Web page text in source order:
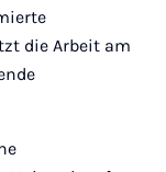
die Arbeit am